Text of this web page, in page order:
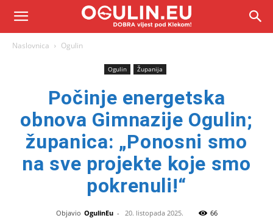
Naslovnica Ogulin
Ogulin Županija
Počinje energetska
obnova Gimnazije Ogulin;
županica: „Ponosni smo
na sve projekte koje smo
pokrenuli!“
Objavio OgulinEu - 20. listopada 2025. 66